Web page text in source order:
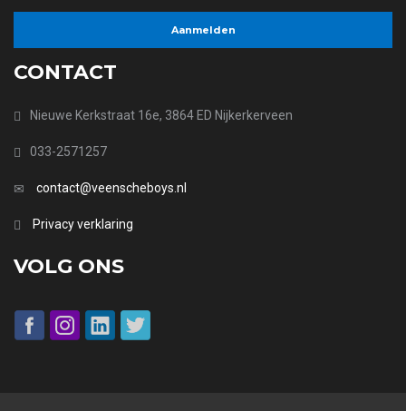
CONTACT
Nieuwe Kerkstraat 16e, 3864 ED Nijkerkerveen
033-2571257
contact@veenscheboys.nl
Privacy verklaring
VOLG ONS